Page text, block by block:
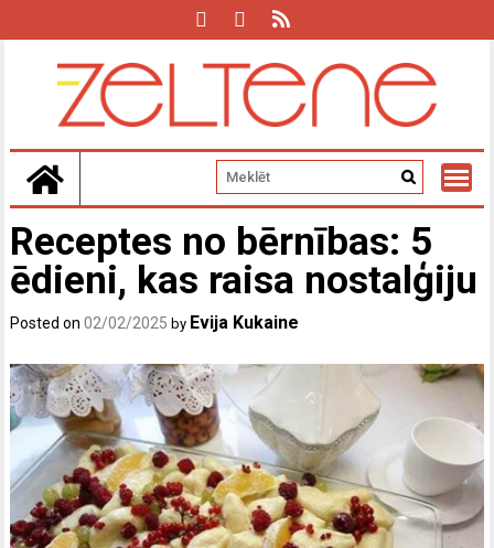
Receptes no bērnības: 5
ēdieni, kas raisa nostalģiju
Posted on02/02/2025 by Evija Kukaine